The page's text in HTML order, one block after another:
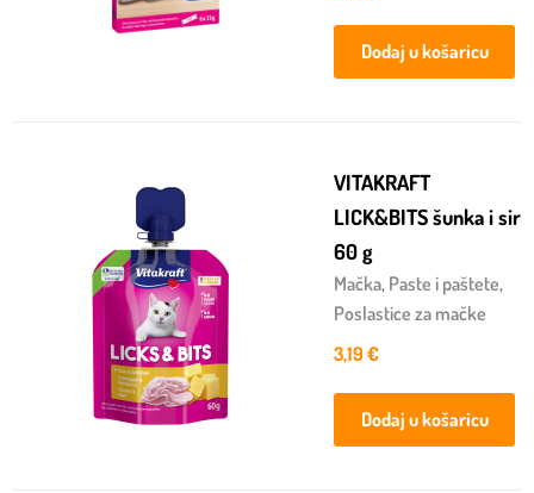
Dodaj u košaricu
VITAKRAFT
LICK&BITS šunka i sir
60 g
Mačka, Paste i paštete,
Poslastice za mačke
3,19€
Dodaj u košaricu